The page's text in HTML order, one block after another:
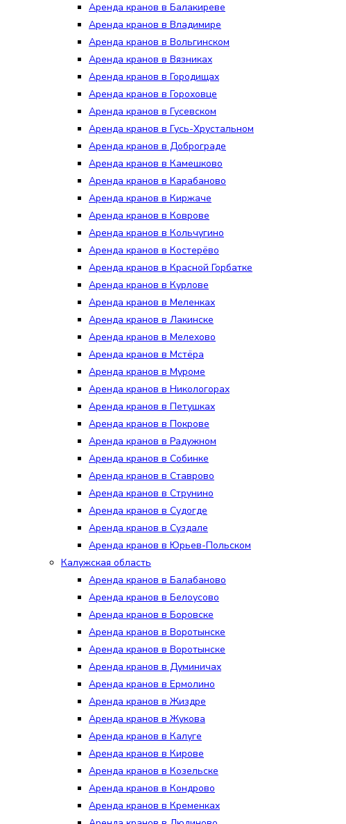
Аренда кранов в Балакиреве
Аренда кранов в Владимире
Аренда кранов в Вольгинском
Аренда кранов в Вязниках
Аренда кранов в Городищах
Аренда кранов в Гороховце
Аренда кранов в Гусевском
Аренда кранов в Гусь-Хрустальном
Аренда кранов в Доброграде
Аренда кранов в Камешково
Аренда кранов в Карабаново
Аренда кранов в Киржаче
Аренда кранов в Коврове
Аренда кранов в Кольчугино
Аренда кранов в Костерёво
Аренда кранов в Красной Горбатке
Аренда кранов в Курлове
Аренда кранов в Меленках
Аренда кранов в Лакинске
Аренда кранов в Мелехово
Аренда кранов в Мстёра
Аренда кранов в Муроме
Аренда кранов в Никологорах
Аренда кранов в Петушках
Аренда кранов в Покрове
Аренда кранов в Радужном
Аренда кранов в Собинке
Аренда кранов в Ставрово
Аренда кранов в Струнино
Аренда кранов в Судогде
Аренда кранов в Суздале
Аренда кранов в Юрьев-Польском
Калужская область
Аренда кранов в Балабаново
Аренда кранов в Белоусово
Аренда кранов в Боровске
Аренда кранов в Воротынске
Аренда кранов в Воротынске
Аренда кранов в Думиничах
Аренда кранов в Ермолино
Аренда кранов в Жиздре
Аренда кранов в Жукова
Аренда кранов в Калуге
Аренда кранов в Кирове
Аренда кранов в Козельске
Аренда кранов в Кондрово
Аренда кранов в Кременках